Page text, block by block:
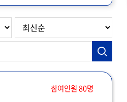
참여인원 80명